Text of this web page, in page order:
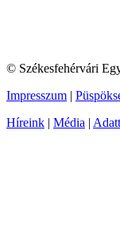
© Székesfehérvári
Impresszum |
Híreink | Média |